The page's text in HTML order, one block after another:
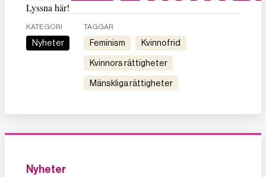
Lyssna här!
KATEGORI
Nyheter
TAGGAR
feminism kvinnofrid
kvinnors rättigheter
mänskliga rättigheter
Nyheter